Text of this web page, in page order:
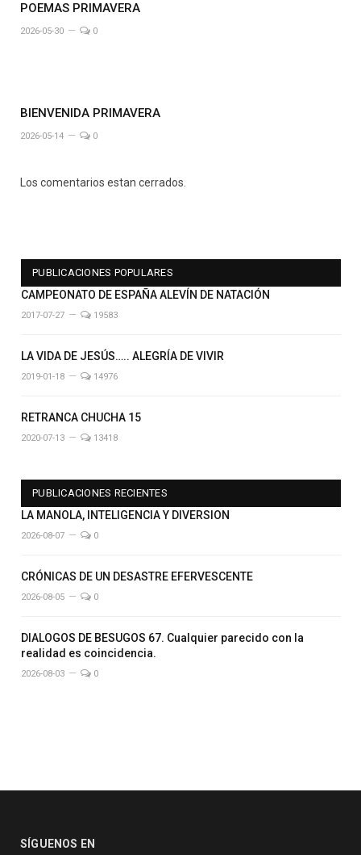
POEMAS PRIMAVERA
2026-05-30 0
BIENVENIDA PRIMAVERA
2026-05-14 0
Los comentarios estan cerrados.
PUBLICACIONES POPULARES
CAMPEONATO DE ESPAÑA ALEVÍN DE NATACIÓN
2017-07-27 19583
LA VIDA DE JESÚS….. ALEGRÍA DE VIVIR
2019-01-18 14976
RETRANCA CHUCHA 15
2020-07-13 13418
PUBLICACIONES RECIENTES
LA MANOLA, INTELIGENCIA Y DIVERSION
2026-08-07 0
CRÓNICAS DE UN DESASTRE EFERVESCENTE
2026-08-05 0
DIALOGOS DE BESUGOS 67. Cualquier parecido con la
realidad es coincidencia.
2026-08-03 0
SÍGUENOS EN